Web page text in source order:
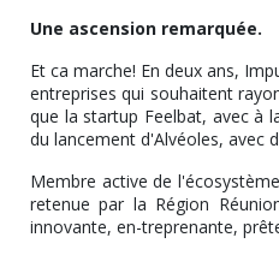
Une ascension remarquée.
Et ca marche! En deux ans,
entreprises qui souhaitent
que la startup Feelbat, avec à
du lancement d'Alvéoles, avec
Membre active de
retenue par la Région
innovante, en-treprenante,